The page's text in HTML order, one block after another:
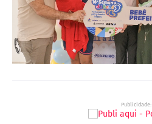
Publicidade: